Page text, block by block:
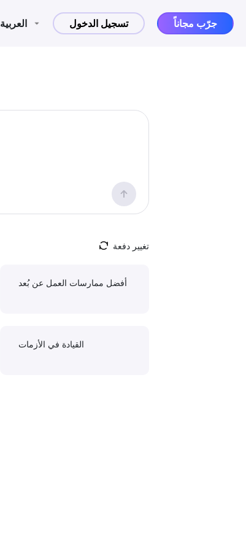
العربية تسجيل الدخول جرّب مجاناً
تغيير دفعة
أفضل ممارسات العمل عن بُعد
القيادة في الأزمات